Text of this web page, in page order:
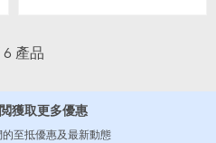
產品
獲取更多優惠
至抵優惠及最新動態